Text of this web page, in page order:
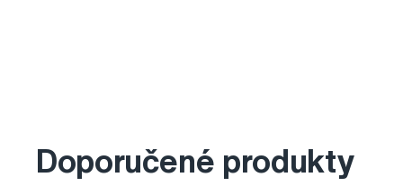
Doporučené produkty